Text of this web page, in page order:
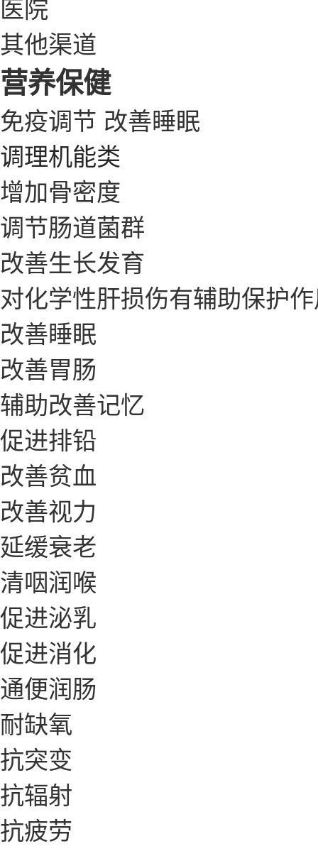
医院
其他渠道
营养保健
免疫调节 改善睡眠
调理机能类
增加骨密度
调节肠道菌群
改善生长发育
对化学性肝损伤有辅助保护
改善睡眠
改善胃肠
辅助改善记忆
促进排铅
改善贫血
改善视力
延缓衰老
清咽润喉
促进泌乳
促进消化
通便润肠
耐缺氧
抗突变
抗辐射
抗疲劳